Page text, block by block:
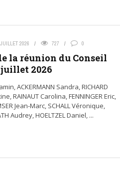
2026 727 0
la réunion du Conseil
2026
ACKERMANN Sandra, RICHARD
RAINAUT Carolina, FENNINGER Eric,
Jean-Marc, SCHALL Véronique,
Audrey, HOELTZEL Daniel, ...